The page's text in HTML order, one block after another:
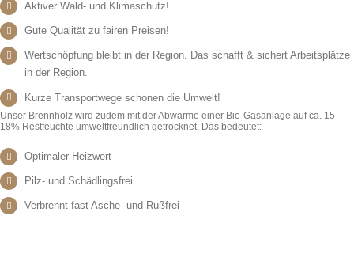
Aktiver Wald- und Klimaschutz!
Gute Qualität zu fairen Preisen!
Wertschöpfung bleibt in der Region. Das schafft & sichert Arbeitsplätze
in der Region.
Kurze Transportwege schonen die Umwelt!
Unser Brennholz wird zudem mit der Abwärme einer Bio-Gasanlage auf ca. 15-
18% Restfeuchte umweltfreundlich getrocknet. Das bedeutet:
Optimaler Heizwert
Pilz- und Schädlingsfrei
Verbrennt fast Asche- und Rußfrei